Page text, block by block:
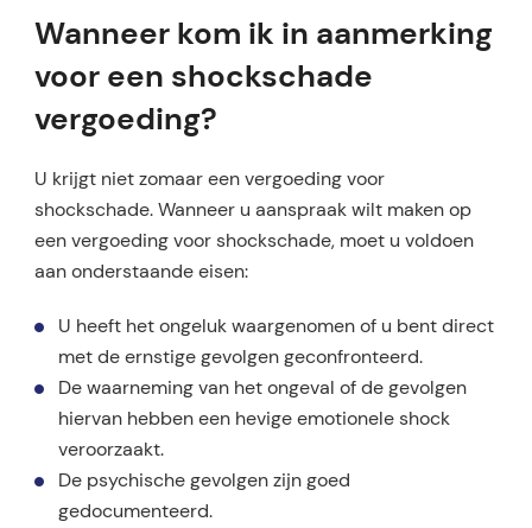
Wanneer kom ik in aanmerking
voor een shockschade
vergoeding?
U krijgt niet zomaar een vergoeding voor
shockschade. Wanneer u aanspraak wilt maken op
een vergoeding voor shockschade, moet u voldoen
aan onderstaande eisen:
U heeft het ongeluk waargenomen of u bent direct
met de ernstige gevolgen geconfronteerd.
De waarneming van het ongeval of de gevolgen
hiervan hebben een hevige emotionele shock
veroorzaakt.
De psychische gevolgen zijn goed
gedocumenteerd.